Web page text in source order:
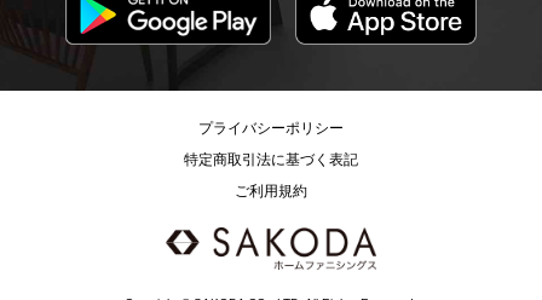
プライバシーポリシー
特定商取引法に基づく表記
ご利用規約